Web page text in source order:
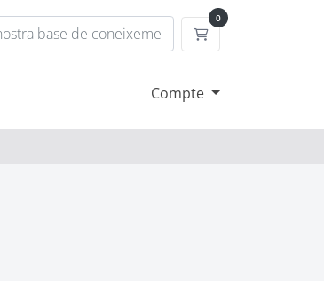
0
Carro de
Compte